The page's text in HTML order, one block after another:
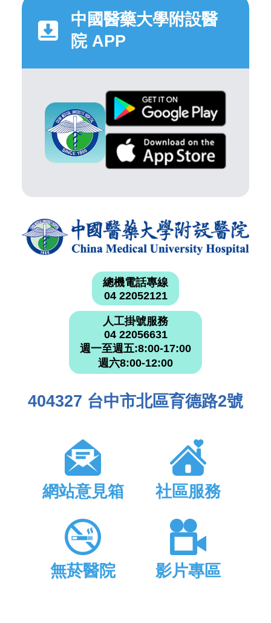
中國醫藥大學附設醫
院 APP
總機電話專線
04 22052121
人工掛號服務
04 22056631
週一至週五:8:00-17:00
週六8:00-12:00
404327 台中市北區育德路2號
網站意見箱 社區服務
無菸醫院 影片專區